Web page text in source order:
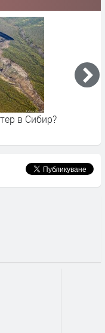
протестирал